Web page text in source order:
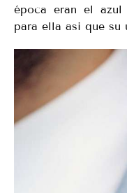
época eran el
para ella asi que su